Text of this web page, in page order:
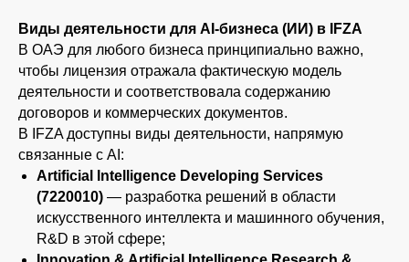
Виды деятельности для AI-бизнеса (ИИ) в IFZA
В ОАЭ для любого бизнеса принципиально важно,
чтобы лицензия отражала фактическую модель
деятельности и соответствовала содержанию
договоров и коммерческих документов.
В IFZA доступны виды деятельности, напрямую
связанные с AI:
Artificial Intelligence Developing Services
(7220010) — разработка решений в области
искусственного интеллекта и машинного обучения,
R&D в этой сфере;